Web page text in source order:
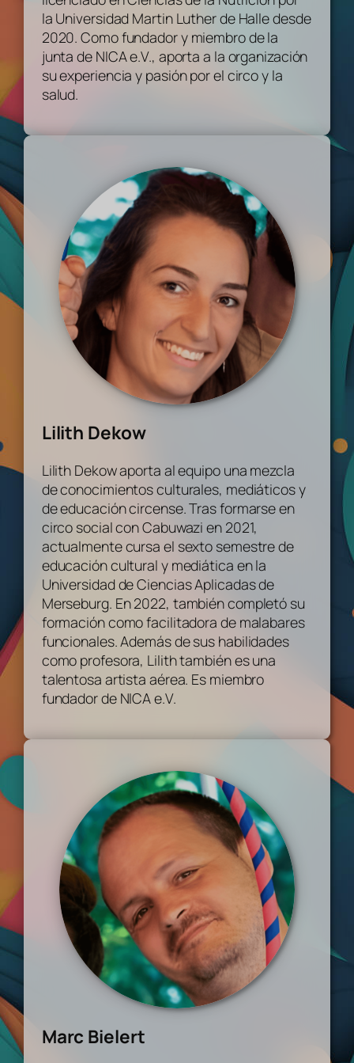
la Universidad Martin Luther de Halle desde
2020. Como fundador y miembro de la
junta de NICA e.V., aporta a la organización
su experiencia y pasión por el circo y la
salud.
Lilith Dekow
Lilith Dekow aporta al equipo una mezcla
de conocimientos culturales, mediáticos y
de educación circense. Tras formarse en
circo social con Cabuwazi en 2021,
actualmente cursa el sexto semestre de
educación cultural y mediática en la
Universidad de Ciencias Aplicadas de
Merseburg. En 2022, también completó su
formación como facilitadora de malabares
funcionales. Además de sus habilidades
como profesora, Lilith también es una
talentosa artista aérea. Es miembro
fundador de NICA e.V.
Marc Bielert